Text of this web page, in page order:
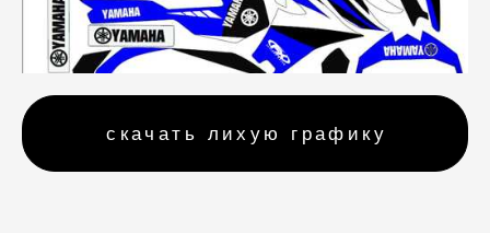
скачать лихую графику